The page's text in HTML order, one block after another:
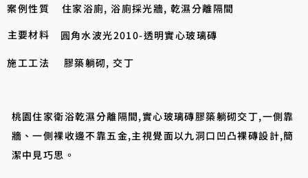
桃園住家衛浴乾濕分離隔間,實心玻璃磚膠築躺砌交丁,一側靠
牆、一側裸收邊不靠五金,主視覺面以九洞口凹凸裸磚設計,簡
潔中見巧思。
案例性質
住家浴廁, 浴廁採光牆, 乾濕分離隔間
主要材料
圓角水波光2010-透明實心玻璃磚
施工工法 膠築躺砌, 交丁